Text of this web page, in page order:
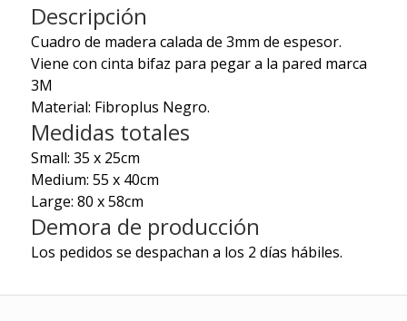
Descripción
Cuadro de madera calada de 3mm de espesor.
Viene con cinta bifaz para pegar a la pared marca
3M
Material: Fibroplus Negro.
Medidas totales
Small: 35 x 25cm
Medium: 55 x 40cm
Large: 80 x 58cm
Demora de producción
Los pedidos se despachan a los 2 días hábiles.